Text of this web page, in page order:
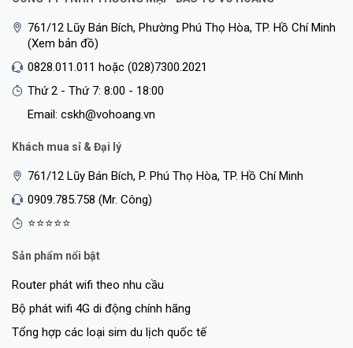
761/12 Lũy Bán Bích, Phường Phú Thọ Hòa, TP. Hồ Chí Minh
(Xem bản đồ)
0828.011.011 hoặc (028)7300.2021
Thứ 2 - Thứ 7: 8:00 - 18:00
Email: cskh@vohoang.vn
Khách mua sỉ & Đại lý
761/12 Lũy Bán Bích, P. Phú Thọ Hòa, TP. Hồ Chí Minh
0909.785.758 (Mr. Công)
⭐⭐⭐⭐⭐
Sản phẩm nổi bật
Router phát wifi theo nhu cầu
Bộ phát wifi 4G di động chính hãng
Tổng hợp các loại sim du lịch quốc tế